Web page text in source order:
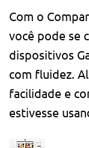
Com o
você pode se
dispositivos
com fluidez.
facilidade e
estivesse